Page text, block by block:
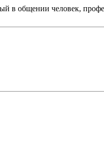
в общении человек,